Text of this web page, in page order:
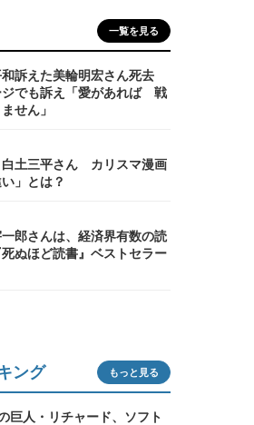
一覧を見る
訴えた美輪明宏さん死去
ジでも訴え「愛があれば 戦
せん」
白土三平さん カリスマ漫画
」とは？
郎さんは、経済界有数の読
ぬほど読書』ベストセラー
ング もっと見る
巨人・リチャード、ソフト